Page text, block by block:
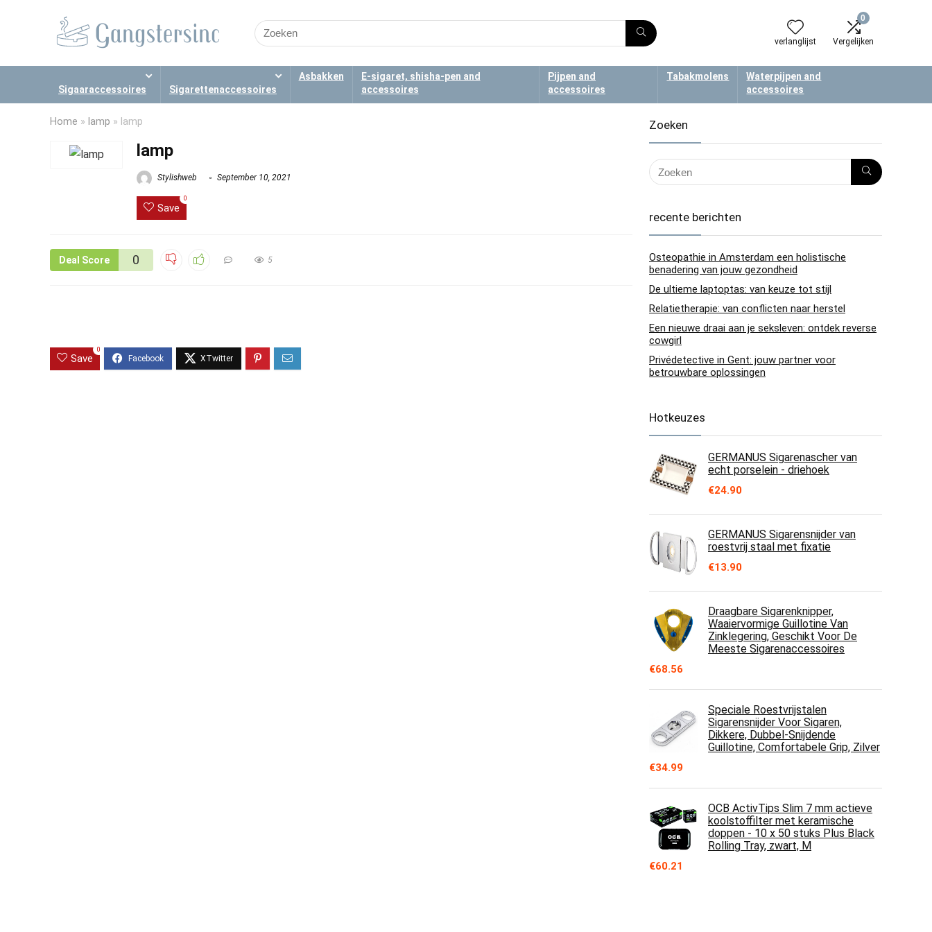
Search
for:
verlanglijst
0
Vergelijken
Sigaaraccessoires Sigarettenaccessoires
Asbakken
E-sigaret, shisha-pen and
accessoires
Pijpen and
accessoires
Tabakmolens
Waterpijpen and
accessoires
Home » lamp » lamp
lamp
Stylishweb September 10, 2021
Save
0
Deal Score 0 5
Save
0
Zoeken
recente berichten
Osteopathie in Amsterdam een holistische
benadering van jouw gezondheid
De ultieme laptoptas: van keuze tot stijl
Relatietherapie: van conflicten naar herstel
Een nieuwe draai aan je seksleven: ontdek reverse
cowgirl
Privédetective in Gent: jouw partner voor
betrouwbare oplossingen
Hotkeuzes
GERMANUS Sigarenascher van
echt porselein - driehoek
€24.90
GERMANUS Sigarensnijder van
roestvrij staal met fixatie
€13.90
Draagbare Sigarenknipper,
Waaiervormige Guillotine Van
Zinklegering, Geschikt Voor De
Meeste Sigarenaccessoires
€68.56
Speciale Roestvrijstalen
Sigarensnijder Voor Sigaren,
Dikkere, Dubbel-Snijdende
Guillotine, Comfortabele Grip, Zilver
€34.99
OCB ActivTips Slim 7 mm actieve
koolstoffilter met keramische
doppen - 10 x 50 stuks Plus Black
Rolling Tray, zwart, M
€60.21